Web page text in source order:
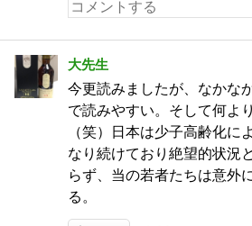
大先生
今更読みましたが、なかな
で読みやすい。そして何よ
（笑）日本は少子高齢化に
なり続けており絶望的状況
らず、当の若者たちは意外
る。